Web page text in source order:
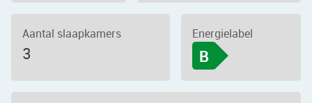
Aantal slaapkamers
3
Energielabel
B